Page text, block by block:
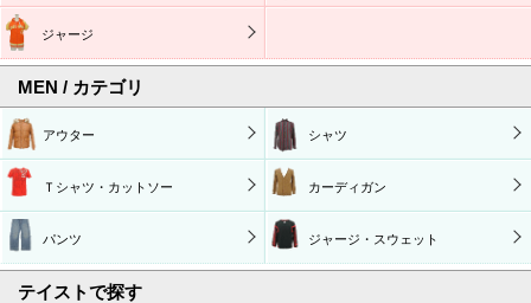
ジャージ
MEN / カテゴリ
アウター シャツ
Ｔシャツ・カットソー カーディガン
パンツ ジャージ・スウェット
テイストで探す